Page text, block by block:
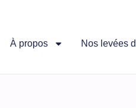
À propos Nos levées